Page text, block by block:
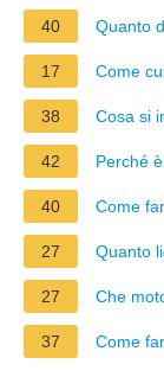
40 Quanto
17 Come
38 Cosa si
42 Perché
40 Come
27 Quanto
27 Che
37 Come